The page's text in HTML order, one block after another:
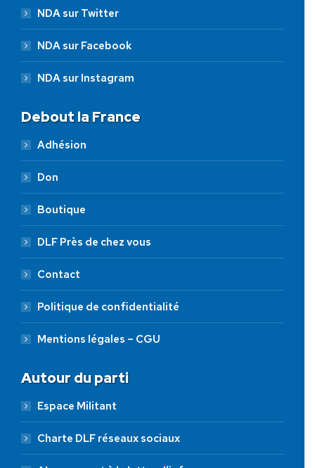
NDA sur Twitter
NDA sur Facebook
NDA sur Instagram
Debout la France
Adhésion
Don
Boutique
DLF Près de chez vous
Contact
Politique de confidentialité
Mentions légales – CGU
Autour du parti
Espace Militant
Charte DLF réseaux sociaux